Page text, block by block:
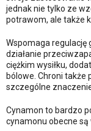
jednak nie tylko ze
potrawom, ale także
Wspomaga regulację
działanie
ciężkim wysiłku,
bólowe. Chroni także
szczególne
Cynamon to bardzo
cynamonu obecne są